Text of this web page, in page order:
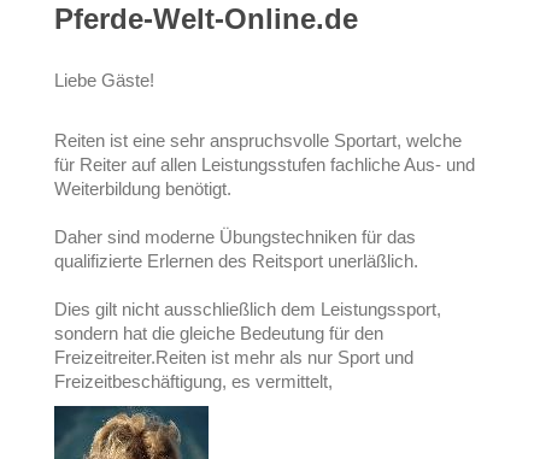
Pferde-Welt-Online.de
Liebe Gäste!
Reiten ist eine sehr anspruchsvolle Sportart, welche
für Reiter auf allen Leistungsstufen fachliche Aus- und
Weiterbildung benötigt.
Daher sind moderne Übungstechniken für das
qualifizierte Erlernen des Reitsport unerläßlich.
Dies gilt nicht ausschließlich dem Leistungssport,
sondern hat die gleiche Bedeutung für den
Freizeitreiter.Reiten ist mehr als nur Sport und
Freizeitbeschäftigung, es vermittelt,